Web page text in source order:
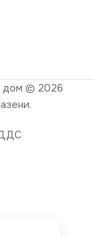
дом © 2026
ДДС